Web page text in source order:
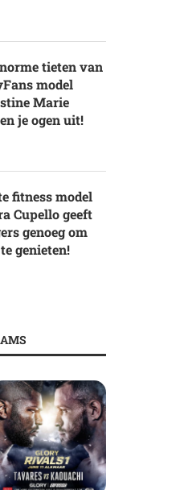
tieten van
model
Marie
je ogen uit!
fitness model
Cupello geeft
genoeg om
genieten!